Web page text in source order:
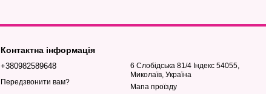
Контактна інформація
+380982589648
Передзвонити вам?
6 Слобідська 81/4 Індекс 54055,
Миколаїв, Україна
Мапа проїзду